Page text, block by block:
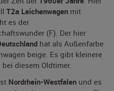
T2a Leichenwagen mit
es der
(F). Der hier
hat als Außenfarbe
beige. Es gibt kleinere
diesem Oldtimer.
Nordrhein-Westfalen und es